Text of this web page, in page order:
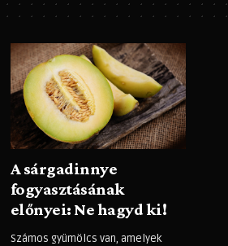
A sárgadinnye
fogyasztásának
előnyei: Ne hagyd ki!
Számos gyümölcs van, amelyek